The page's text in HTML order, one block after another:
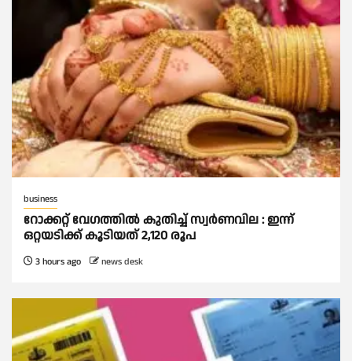
business
റോക്കറ്റ് വേഗത്തില്‍ കുതിച്ച് സ്വര്‍ണവില : ഇന്ന്
ഒറ്റയടിക്ക് കൂടിയത് 2,120 രൂപ
3 hours ago news desk